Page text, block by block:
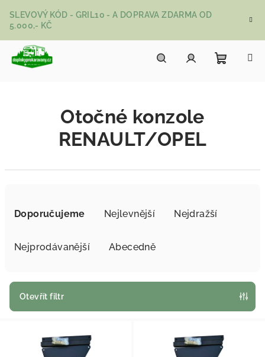
SLEVOVÝ KÓD - GRIL10 - A DOPRAVA ZDARMA OD
5.000,- KČ
Otočné konzole
RENAULT/OPEL
Doporučujeme Nejlevnější Nejdražší
Nejprodávanější Abecedně
Otevřít filtr